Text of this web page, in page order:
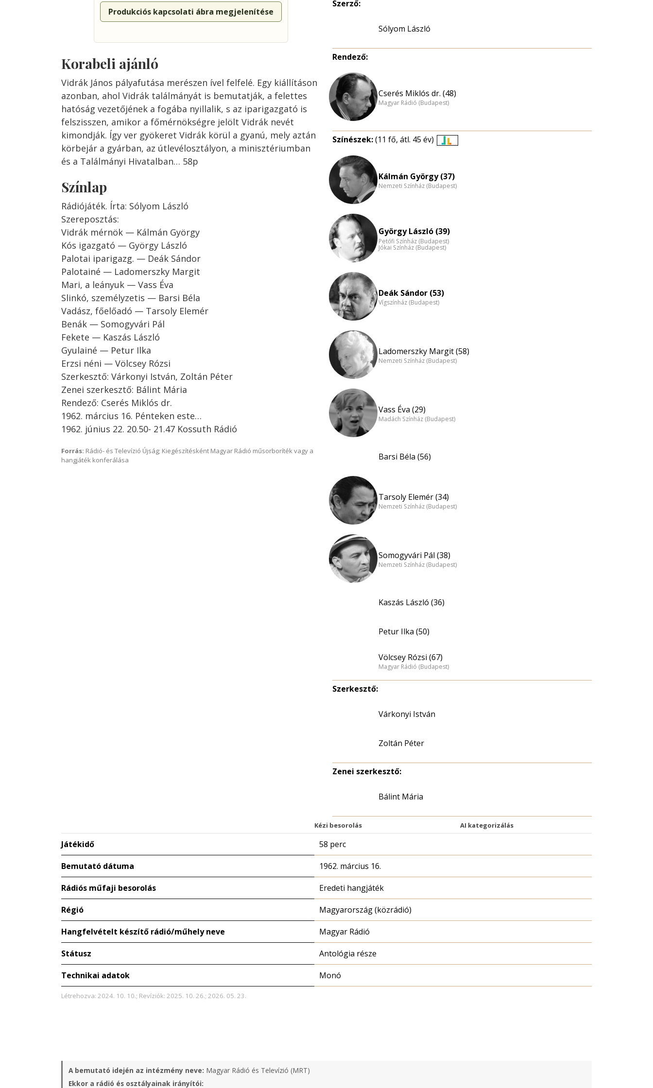
Produkciós kapcsolati ábra megjelenítése
Korabeli ajánló
Vidrák János pályafutása merészen ível felfelé. Egy kiállításon
azonban, ahol Vidrák találmányát is bemutatják, a felettes
hatóság vezetőjének a fogába nyillalik, s az iparigazgató is
felszisszen, amikor a főmérnökségre jelölt Vidrák nevét
kimondják. Így ver gyökeret Vidrák körül a gyanú, mely aztán
körbejár a gyárban, az útlevélosztályon, a minisztériumban
és a Találmányi Hivatalban… 58p
Színlap
Rádiójáték. Írta: Sólyom László
Szereposztás:
Vidrák mérnök — Kálmán György
Kós igazgató — György László
Palotai iparigazg. — Deák Sándor
Palotainé — Ladomerszky Margit
Mari, a leányuk — Vass Éva
Slinkó, személyzetis — Barsi Béla
Vadász, főelőadó — Tarsoly Elemér
Benák — Somogyvári Pál
Fekete — Kaszás László
Gyulainé — Petur Ilka
Erzsi néni — Völcsey Rózsi
Szerkesztő: Várkonyi István, Zoltán Péter
Zenei szerkesztő: Bálint Mária
Rendező: Cserés Miklós dr.
1962. március 16. Pénteken este…
1962. június 22. 20.50- 21.47 Kossuth Rádió
Forrás: Rádió- és Televízió Újság; Kiegészítésként Magyar Rádió műsorboríték vagy a
hangjáték konferálása
Szerző:
Sólyom László
Rendező:
Cserés Miklós dr. (48)
Magyar Rádió (Budapest)
Színészek:(11 fő, átl. 45 év)
nagyítása
Kálmán György (37)
Nemzeti Színház (Budapest)
György László (39)
Petőfi Színház (Budapest)
Jókai Színház (Budapest)
Deák Sándor (53)
Vígszínház (Budapest)
Ladomerszky Margit (58)
Nemzeti Színház (Budapest)
Vass Éva (29)
Madách Színház (Budapest)
Barsi Béla (56)
Tarsoly Elemér (34)
Nemzeti Színház (Budapest)
Somogyvári Pál (38)
Nemzeti Színház (Budapest)
Kaszás László (36)
Petur Ilka (50)
Völcsey Rózsi (67)
Magyar Rádió (Budapest)
Szerkesztő:
Várkonyi István
Zoltán Péter
Zenei szerkesztő:
Bálint Mária
Kézi besorolás AI kategorizálás
Játékidő 58 perc
Bemutató dátuma 1962. március 16.
Rádiós műfaji besorolás Eredeti hangjáték
Régió Magyarország (közrádió)
Hangfelvételt készítő rádió/műhely neve Magyar Rádió
Státusz Antológia része
Technikai adatok Monó
Létrehozva: 2024. 10. 10.; Revíziók: 2025. 10. 26.; 2026. 05. 23.
A bemutató idején az intézmény neve: Magyar Rádió és Televízió (MRT)
Ekkor a rádió és osztályainak irányítói: